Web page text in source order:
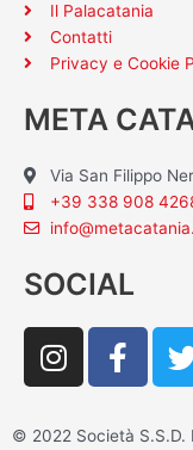
Il Palacatania
Contatti
Privacy e Cookie
META
Via San Filippo
+39 338 908
SOCIAL
I
n
t
F
a
e
w
t
© 2022 Società S.S.D.